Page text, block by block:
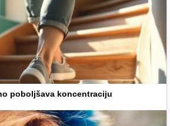
poboljšava koncentraciju